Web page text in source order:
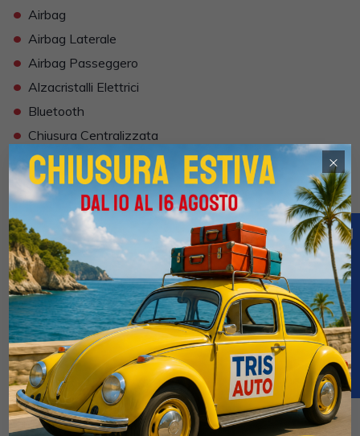
• Airbag
• Airbag Laterale
• Airbag Passeggero
• Alzacristalli Elettrici
• Bluetooth
• Chiusura Centralizzata
• Climatizzatore Manuale
• Comandi al volante
• Computer Bordo
• Correttore assetto fari
• DVD
• Fendinebbia
• Frenata di emergenza assistita
• Immobilizzatore Elettronico
• Isofix
• Navigatore
• Paraurti in tinta
• Presa USB / AUX
×